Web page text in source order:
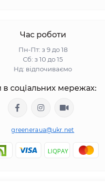
Час роботи
Пн-Пт: з 9 до 18
Сб: з 10 до 15
Нд: відпочиваємо
соціальних мережах:
greeneraua@ukr.net